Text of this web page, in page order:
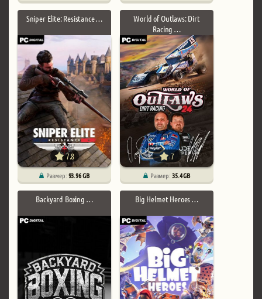
Sniper Elite: Resistance …
7.8
Размер:93.96 GB
World of Outlaws: Dirt
Racing …
7
Размер:35.4 GB
Backyard Boxing … Big Helmet Heroes …